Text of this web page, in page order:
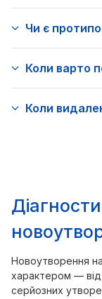
Чи є
Коли варто
Коли
Новоутворення
характером —
серйозних